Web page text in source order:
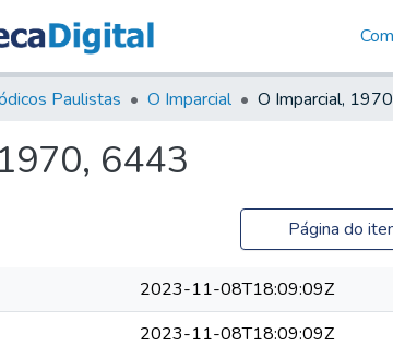
Paulistas O Imparcial O Imparcial,
6443
Página do
2023-11-08T18:09:09Z
2023-11-08T18:09:09Z